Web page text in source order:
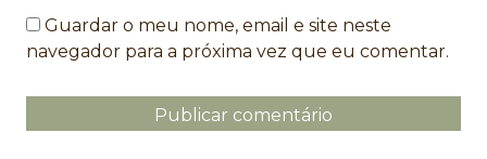
Guardar o meu nome, email e site neste
navegador para a próxima vez que eu comentar.